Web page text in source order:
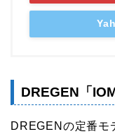
DREGEN「
DREGENの定番モ